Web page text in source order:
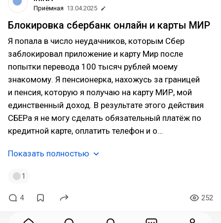
Приёмная 13.04.2025
Блокировка сбербанк онлайн и карты МИР
Я попала в число неудачников, которым Сбер
заблокировал приложение и карту Мир после
попытки перевода 100 тысяч рублей моему
знакомому. Я пенсионерка, нахожусь за границей
и пенсия, которую я получаю на карту МИР, мой
единственный доход. В результате этого действия
СБЕРа я не могу сделать обязательный платёж по
кредитной карте, оплатить телефон и о…
Показать полностью
1
4 252